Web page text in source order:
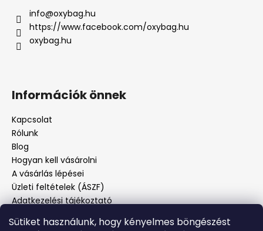
Sütiket használunk, hogy kényelmes böngészést
info@oxybag.hu
https://www.facebook.com/oxybag.hu
oxybag.hu
Információk önnek
Kapcsolat
Rólunk
Blog
Hogyan kell vásárolni
A vásárlás lépései
Üzleti feltételek (ÁSZF)
Adatkezelési tájékoztató
Panaszjelenté